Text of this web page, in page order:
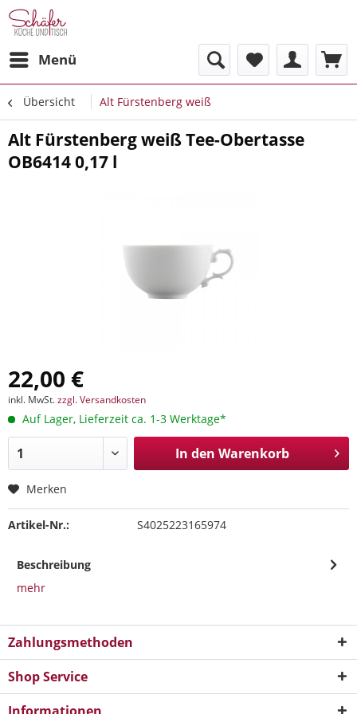
Menü
Übersicht Alt Fürstenberg weiß
Alt Fürstenberg weiß Tee-Obertasse
OB6414 0,17 l
22,00 €
inkl. MwSt.zzgl. Versandkosten
Auf Lager, Lieferzeit ca. 1-3 Werktage*
In den Warenkorb
Merken
Artikel-Nr.: S4025223165974
Beschreibung
mehr
Zahlungsmethoden
Shop Service